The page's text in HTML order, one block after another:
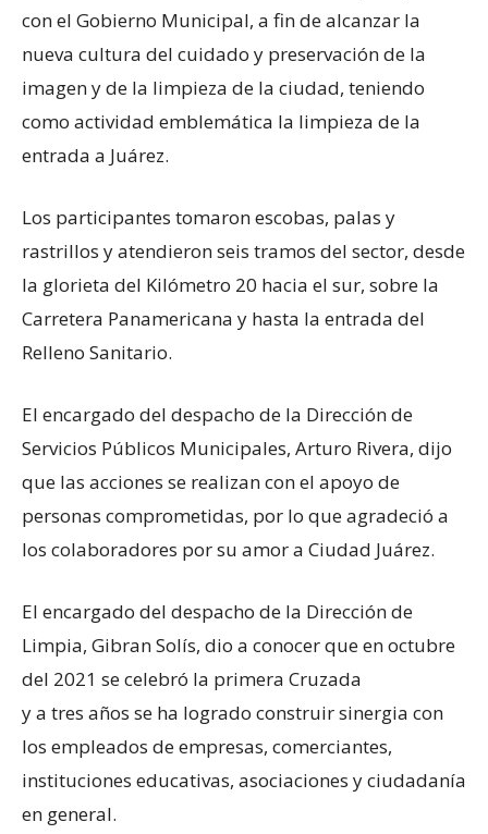
con el Gobierno Municipal, a fin de alcanzar la
nueva cultura del cuidado y preservación de la
imagen y de la limpieza de la ciudad, teniendo
como actividad emblemática la limpieza de la
entrada a Juárez.
Los participantes tomaron escobas, palas y
rastrillos y atendieron seis tramos del sector, desde
la glorieta del Kilómetro 20 hacia el sur, sobre la
Carretera Panamericana y hasta la entrada del
Relleno Sanitario.
El encargado del despacho de la Dirección de
Servicios Públicos Municipales, Arturo Rivera, dijo
que las acciones se realizan con el apoyo de
personas comprometidas, por lo que agradeció a
los colaboradores por su amor a Ciudad Juárez.
El encargado del despacho de la Dirección de
Limpia, Gibran Solís, dio a conocer que en octubre
del 2021 se celebró la primera Cruzada
y a tres años se ha logrado construir sinergia con
los empleados de empresas, comerciantes,
instituciones educativas, asociaciones y ciudadanía
en general.